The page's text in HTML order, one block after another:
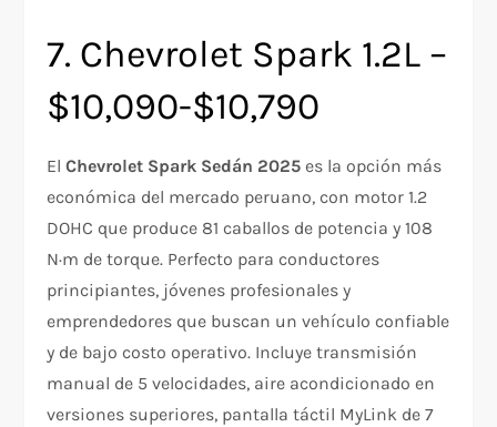
7. Chevrolet Spark 1.2L –
$10,090-$10,790
ElChevrolet Spark Sedán 2025 es la opción más
económica del mercado peruano, con motor 1.2
DOHC que produce 81 caballos de potencia y 108
N·m de torque. Perfecto para conductores
principiantes, jóvenes profesionales y
emprendedores que buscan un vehículo confiable
y de bajo costo operativo. Incluye transmisión
manual de 5 velocidades, aire acondicionado en
versiones superiores, pantalla táctil MyLink de 7